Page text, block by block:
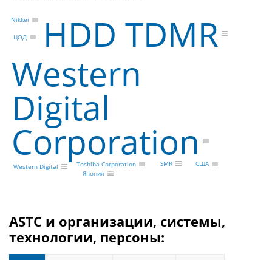
Western
Digital
Corporation
HDD TDMR
Western Digital Toshiba Corporation SMR
ЦОД
США
Япония
Nikkei
ASTC и организации, системы,
технологии, персоны: